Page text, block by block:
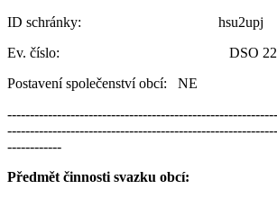
ID schránky: hsu2upj
Ev. číslo: DSO
Postavení společenství obcí: NE
------------
Předmět činnosti svazku obcí: